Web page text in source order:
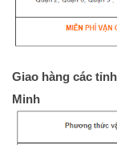
Giao hàng các
Minh